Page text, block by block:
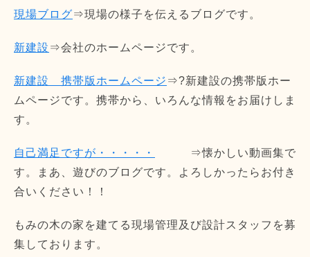
現場ブログ⇒現場の様子を伝えるブログです。
新建設 ⇒会社のホームページです。
新建設 携帯版ホームページ ⇒?新建設の携帯版ホー
ムページです。携帯から、いろんな情報をお届けしま
す。
自己満足ですが・・・・・
⇒懐かしい動画集で
す。まあ、遊びのブログです。よろしかったらお付き
合いください！！
もみの木の家を建てる現場管理及び設計スタッフを募
集しております。